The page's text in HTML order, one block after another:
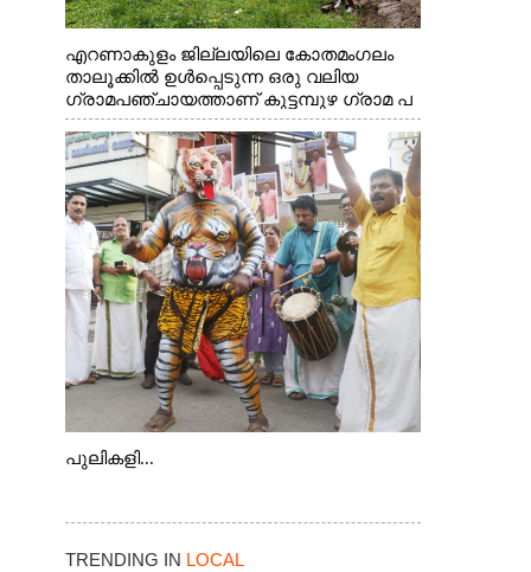
എറണാകുളം ജില്ലയിലെ കോതമംഗലം
താലൂക്കിൽ ഉൾപ്പെടുന്ന ഒരു വലിയ
ഗ്രാമപഞ്ചായത്താണ് കുട്ടമ്പുഴ ഗ്രാമ പ
ഞ്ചായത്ത്. ആദിവാസി ഊരുകളായ
വെള്ളാരംകുത്ത്, കത്തിപ്പാറ, ഉറിയംപെട്ടി,
തേക്കല്ല്, വെട്ടിക്കല്ല്, മഞ്ചപ്പാറ എന്നീ
ആറു സ്ഥലങ്ങളിലേക്കുള്ള പ്രധാന
സഞ്ചാര മാർഗമാണ് ഈ കാണുന്ന
കടത്ത് വള്ളം
പുലികളി...
TRENDING IN LOCAL